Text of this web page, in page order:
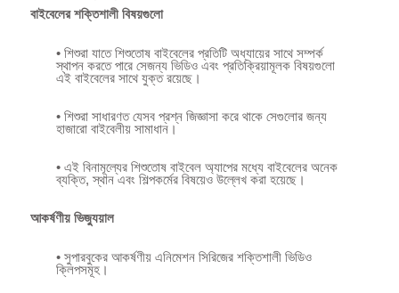
বাইবেলের শক্তিশালী বিষয়গুলো
• শিশুরা যাতে শিশুতোষ বাইবেলের প্রতিটি অধ্যায়ের সাথে সম্পর্ক
স্থাপন করতে পারে সেজন্য ভিডিও এবং প্রতিক্রিয়ামূলক বিষয়গুলো
এই বাইবেলের সাথে যুক্ত রয়েছে।
• শিশুরা সাধারণত যেসব প্রশ্ন জিজ্ঞাসা করে থাকে সেগুলোর জন্য
হাজারো বাইবেলীয় সামাধান।
• এই বিনামূল্যের শিশুতোষ বাইবেল অ্যাপের মধ্যে বাইবেলের অনেক
ব্যক্তি, স্থান এবং শিল্পকর্মের বিষয়েও উল্লেখ করা হয়েছে।
আকর্ষণীয় ভিজ্যুয়াল
• সুপারবুকের আকর্ষণীয় এনিমেশন সিরিজের শক্তিশালী ভিডিও
ক্লিপসমূহ।